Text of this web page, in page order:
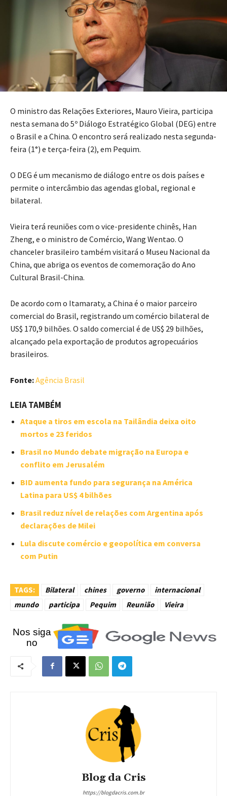
O ministro das Relações Exteriores, Mauro Vieira, participa
nesta semana do 5º Diálogo Estratégico Global (DEG) entre
o Brasil e a China. O encontro será realizado nesta segunda-
feira (1°) e terça-feira (2), em Pequim.
O DEG é um mecanismo de diálogo entre os dois países e
permite o intercâmbio das agendas global, regional e
bilateral.
Vieira terá reuniões com o vice-presidente chinês, Han
Zheng, e o ministro de Comércio, Wang Wentao. O
chanceler brasileiro também visitará o Museu Nacional da
China, que abriga os eventos de comemoração do Ano
Cultural Brasil-China.
De acordo com o Itamaraty, a China é o maior parceiro
comercial do Brasil, registrando um comércio bilateral de
US$ 170,9 bilhões. O saldo comercial é de US$ 29 bilhões,
alcançado pela exportação de produtos agropecuários
brasileiros.
Fonte:Agência Brasil
LEIA TAMBÉM
Ataque a tiros em escola na Tailândia deixa oito
mortos e 23 feridos
Brasil no Mundo debate migração na Europa e
conflito em Jerusalém
BID aumenta fundo para segurança na América
Latina para US$ 4 bilhões
Brasil reduz nível de relações com Argentina após
declarações de Milei
Lula discute comércio e geopolítica em conversa
com Putin
TAGS: Bilateral chines governo
internacional
mundo
participa Pequim Reunião Vieira
Nos siga
no
Blog da Cris
https://blogdacris.com.br